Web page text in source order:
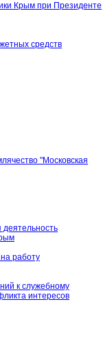
Крым при Президенте
средств
"Московская
работу
к служебному
интересов